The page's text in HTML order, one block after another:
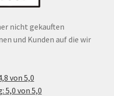
nicht gekauften
und Kunden auf die wir
von 5,0
5,0 von 5,0